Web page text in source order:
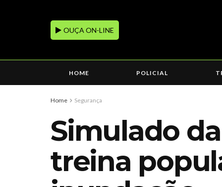
OUÇA ON-LINE
HOME POLICIAL
Home Segurança
Simulado
treina